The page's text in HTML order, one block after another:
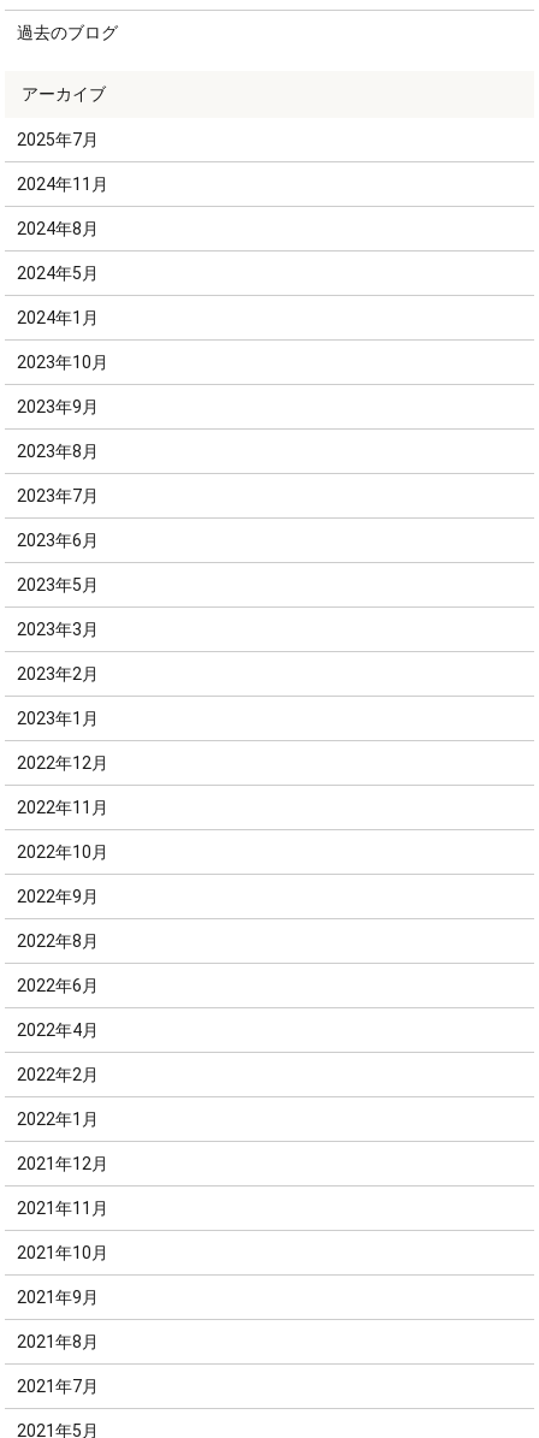
過去のブログ
2025年7月
2024年11月
2024年8月
2024年5月
2024年1月
2023年10月
2023年9月
2023年8月
2023年7月
2023年6月
2023年5月
2023年3月
2023年2月
2023年1月
2022年12月
2022年11月
2022年10月
2022年9月
2022年8月
2022年6月
2022年4月
2022年2月
2022年1月
2021年12月
2021年11月
2021年10月
2021年9月
2021年8月
2021年7月
2021年5月